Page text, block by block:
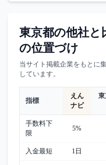
東京都の他社と
の位置づけ
当サイト掲載企業をもとに
しています。
指標
えん
ナビ
手数料下
限
5%
入金最短 1日